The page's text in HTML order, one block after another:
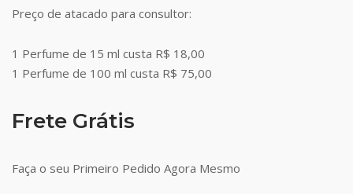
Preço de atacado para consultor:
1 Perfume de 15 ml custa R$ 18,00
1 Perfume de 100 ml custa R$ 75,00
Frete Grátis
Faça o seu Primeiro Pedido Agora Mesmo